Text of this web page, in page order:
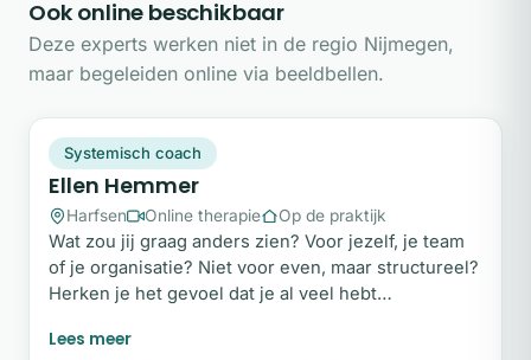
Ook online beschikbaar
Deze experts werken niet in de regio Nijmegen,
maar begeleiden online via beeldbellen.
Plek beschikbaar
Systemisch coach
Ellen Hemmer
Harfsen Online therapie Op de praktijk
Wat zou jij graag anders zien? Voor jezelf, je team
of je organisatie? Niet voor even, maar structureel?
Herken je het gevoel dat je al veel hebt
patronen toch steeds weer de kop opsteken?